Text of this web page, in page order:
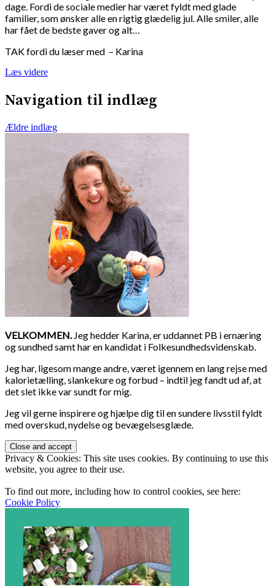
dage. Fordi de sociale medier har været fyldt med glade
familier, som ønsker alle en rigtig glædelig jul. Alle smiler, alle
har fået de bedste gaver og alt…
TAK fordi du læser med – Karina
Læs videre
Navigation til indlæg
Ældre indlæg
VELKOMMEN.Jeg hedder Karina, er uddannet PB i ernæring
og sundhed samt har en kandidat i Folkesundhedsvidenskab.
Jeg har, ligesom mange andre, været igennem en lang rejse med
kalorietælling, slankekure og forbud – indtil jeg fandt ud af, at
det slet ikke var sundt for mig.
Jeg vil gerne inspirere og hjælpe dig til en sundere livsstil fyldt
med overskud, nydelse og bevægelsesglæde.
Privacy & Cookies: This site uses cookies. By continuing to use this
website, you agree to their use.
To find out more, including how to control cookies, see here:
Cookie Policy